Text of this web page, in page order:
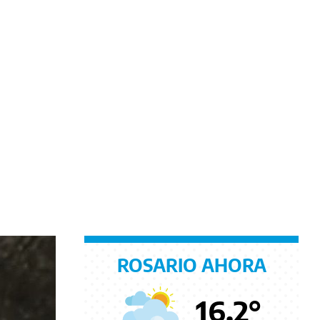
ROSARIO AHORA
16.2°